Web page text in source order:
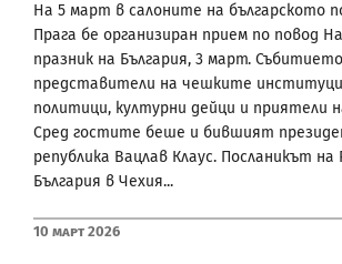
На 5 март в салоните на българското
Прага бе организиран прием по повод
празник на България, 3 март.
представители на чешките
политици, културни дейци и приятели
Сред гостите беше и бившият
република Вацлав Клаус. Посланикът на
България в Чехия...
10 Март 2026